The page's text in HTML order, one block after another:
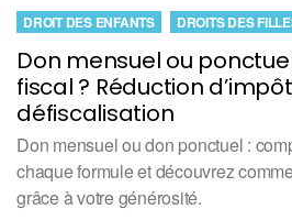
Don mensuel ou
fiscal ? Réduction
défiscalisation
DROIT DES ENFANTS DROITS DES
Don mensuel ou don ponctuel :
chaque formule et découvrez
grâce à votre générosité.